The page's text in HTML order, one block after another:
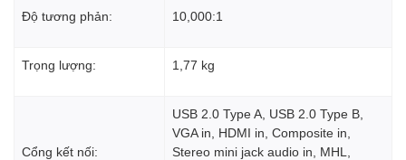
Độ tương phản: 10,000:1
Trọng lượng: 1,77 kg
Cổng kết nối:
USB 2.0 Type A, USB 2.0 Type B,
VGA in, HDMI in, Composite in,
Stereo mini jack audio in, MHL,